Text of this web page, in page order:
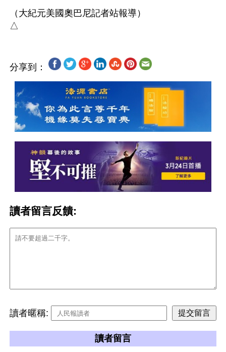
（大紀元美國奧巴尼記者站報導）
分享到：
讀者留言反饋:
讀者暱稱:
讀者留言